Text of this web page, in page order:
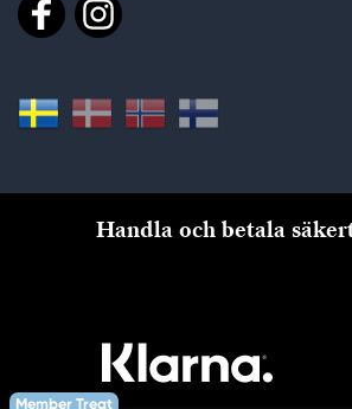
Member Treat
Handla och betala